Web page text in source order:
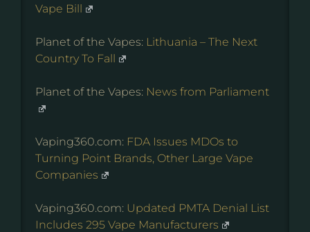
Vape Bill
Planet of the Vapes: Lithuania – The Next
Country To Fall
Planet of the Vapes: News from Parliament
Vaping360.com: FDA Issues MDOs to
Turning Point Brands, Other Large Vape
Companies
Vaping360.com: Updated PMTA Denial List
Includes 295 Vape Manufacturers